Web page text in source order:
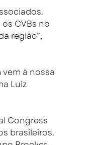
CVBs no
região”,
à nossa
Luiz
Congress
brasileiros.